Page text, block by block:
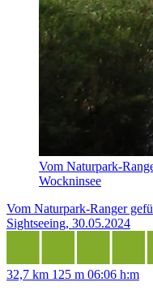
Vom Naturpark-
Wockninsee
Vom Naturpark-Ranger
Sightseeing, 30.05.2024
32,7 km 125 m 06:06 h:m